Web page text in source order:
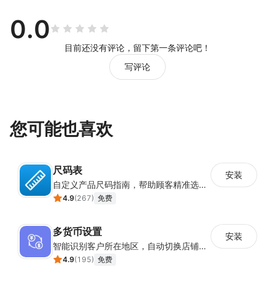
0.0
目前还没有评论，留下第一条评论吧！
写评论
您可能也喜欢
尺码表
自定义产品尺码指南，帮助顾客精准选择所需尺码
4.9(267) 免费
安装
多货币设置
智能识别客户所在地区，自动切换店铺货币展示
4.9(195) 免费
安装